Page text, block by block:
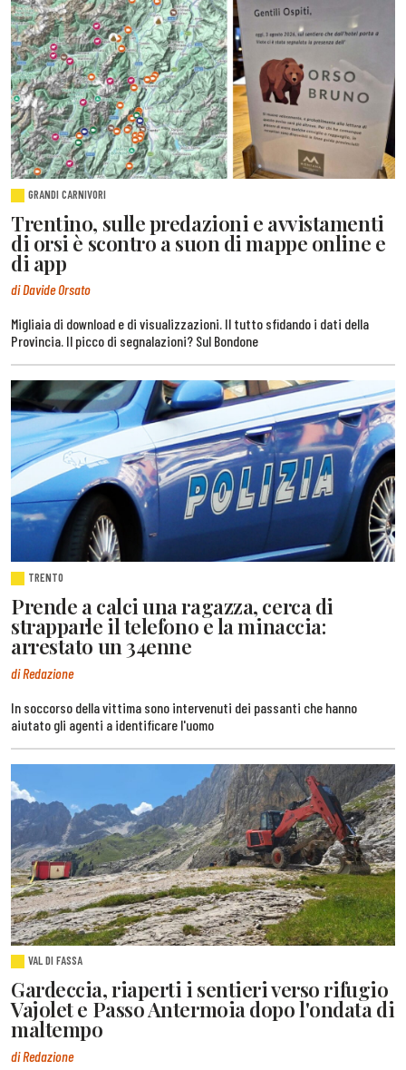
GRANDI CARNIVORI
Trentino, sulle predazioni e avvistamenti
di orsi è scontro a suon di mappe online e
di app
di Davide Orsato
Migliaia di download e di visualizzazioni. Il tutto sfidando i dati della
Provincia. Il picco di segnalazioni? Sul Bondone
TRENTO
Prende a calci una ragazza, cerca di
strapparle il telefono e la minaccia:
arrestato un 34enne
di Redazione
In soccorso della vittima sono intervenuti dei passanti che hanno
aiutato gli agenti a identificare l'uomo
VAL DI FASSA
Gardeccia, riaperti i sentieri verso rifugio
Vajolet e Passo Antermoia dopo l'ondata di
maltempo
di Redazione